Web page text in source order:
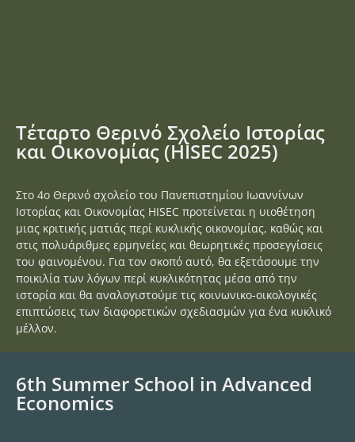
Τέταρτο Θερινό Σχολείο Ιστορίας
και Οικονομίας (HISEC 2025)
Στο 4ο Θερινό σχολείο του Πανεπιστημίου Ιωαννίνων
Ιστορίας και Οικονομίας HISEC προτείνεται η υιοθέτηση
μιας κριτικής ματιάς περί κυκλικής οικονομίας, καθώς και
στις πολυάριθμες ερμηνείες και θεωρητικές προσεγγίσεις
του φαινομένου. Για τον σκοπό αυτό, θα εξετάσουμε την
ποικιλία των λόγων περί κυκλικότητας μέσα από την
ιστορία και θα αναλογιστούμε τις κοινωνικο-οικολογικές
επιπτώσεις των διαφορετικών σχεδιασμών για ένα κυκλικό
μέλλον.
6th Summer School in Advanced
Economics